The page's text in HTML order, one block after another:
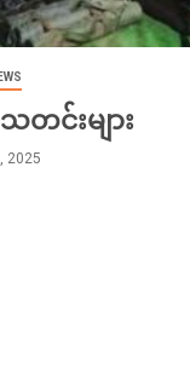
င်းများ
2025